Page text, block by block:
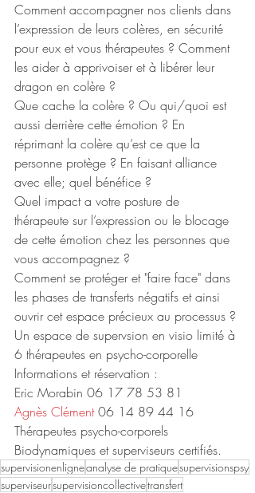
Comment accompagner nos clients dans
l’expression de leurs colères, en sécurité
pour eux et vous thérapeutes ? Comment
les aider à apprivoiser et à libérer leur
dragon en colère ?
Que cache la colère ? Ou qui/quoi est
aussi derrière cette émotion ? En
réprimant la colère qu’est ce que la
personne protège ? En faisant alliance
avec elle; quel bénéfice ?
Quel impact a votre posture de
thérapeute sur l’expression ou le blocage
de cette émotion chez les personnes que
vous accompagnez ?
Comment se protéger et "faire face" dans
les phases de transferts négatifs et ainsi
ouvrir cet espace précieux au processus ?
Un espace de supervsion en visio limité à
6 thérapeutes en psycho-corporelle
Informations et réservation :
Eric Morabin 06 17 78 53 81
Agnès Clément 06 14 89 44 16
Thérapeutes psycho-corporels
Biodynamiques et superviseurs certifiés.
supervisionenligneanalyse de pratiquesupervisionspsy
superviseursupervisioncollectivetransfert